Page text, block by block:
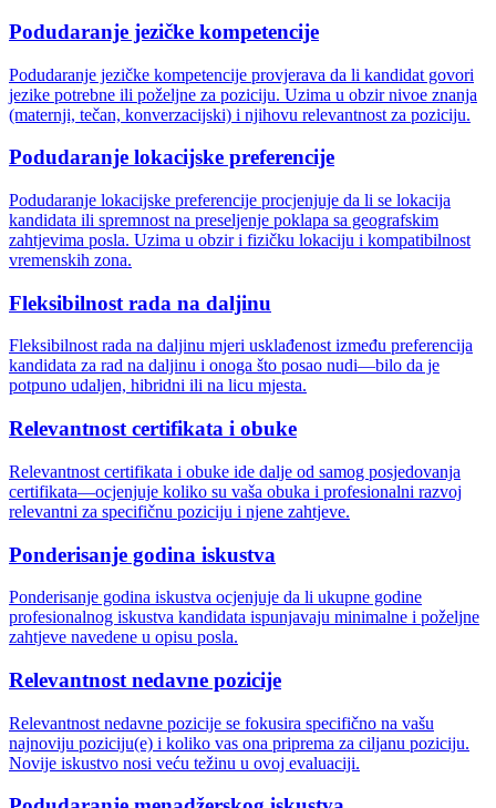
Podudaranje jezičke kompetencije
Podudaranje jezičke kompetencije provjerava da li kandidat govori
jezike potrebne ili poželjne za poziciju. Uzima u obzir nivoe znanja
(maternji, tečan, konverzacijski) i njihovu relevantnost za poziciju.
Podudaranje lokacijske preferencije
Podudaranje lokacijske preferencije procjenjuje da li se lokacija
kandidata ili spremnost na preseljenje poklapa sa geografskim
zahtjevima posla. Uzima u obzir i fizičku lokaciju i kompatibilnost
vremenskih zona.
Fleksibilnost rada na daljinu
Fleksibilnost rada na daljinu mjeri usklađenost između preferencija
kandidata za rad na daljinu i onoga što posao nudi—bilo da je
potpuno udaljen, hibridni ili na licu mjesta.
Relevantnost certifikata i obuke
Relevantnost certifikata i obuke ide dalje od samog posjedovanja
certifikata—ocjenjuje koliko su vaša obuka i profesionalni razvoj
relevantni za specifičnu poziciju i njene zahtjeve.
Ponderisanje godina iskustva
Ponderisanje godina iskustva ocjenjuje da li ukupne godine
profesionalnog iskustva kandidata ispunjavaju minimalne i poželjne
zahtjeve navedene u opisu posla.
Relevantnost nedavne pozicije
Relevantnost nedavne pozicije se fokusira specifično na vašu
najnoviju poziciju(e) i koliko vas ona priprema za ciljanu poziciju.
Novije iskustvo nosi veću težinu u ovoj evaluaciji.